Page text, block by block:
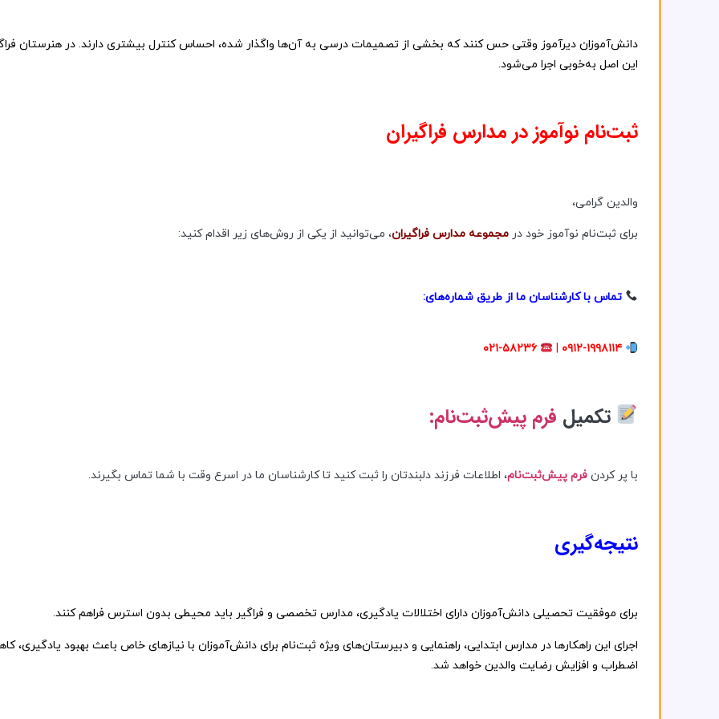
دانش‌آموزان دیرآموز وقتی حسکنندکه بخشی از تصمیمات درسی بهآن‌ها واگذار شده، احساسکنترل بیشتری دارند. در هنرستان
این اصل به‌خوبی اجرا می‌شود.
ثبت‌نام نوآموز در مدارس فراگیران
والدین گرامی،
برای ثبت‌نام نوآموز خود در مجموعه مدارس فراگیران، می‌توانید از یکی از روش‌های زیر اقدام کنید:
تماس با کارشناسان ما از طریق شماره‌های:
۰۹۱۲-۱۹۹۸۱۱۴ | ۰۲۱-۵۸۲۳۶
تکمیل فرم پیش‌ثبت‌نام:
با پر کردن فرم پیش‌ثبت‌نام، اطلاعات فرزند دلبندتان را ثبت کنید تا کارشناسان ما در اسرع وقت با شما تماس بگیرند.
نتیجه‌گیری
برای موفقیت تحصیلی دانش‌آموزان دارای اختلالات یادگیری، مدارس تخصصی و فراگیر باید محیطی بدون استرس فراهمکنند.
اجرای این راهکارها در مدارس ابتدایی، راهنمایی و دبیرستان‌های ویژه ثبت‌نام برای دانش‌آموزان با نیازهای خاص باعث بهبود یادگیری،
اضطراب و افزایش رضایت والدین خواهد شد.